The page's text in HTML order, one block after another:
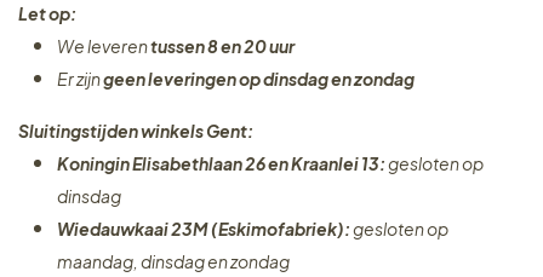
Let op:
We leverentussen 8 en 20 uur
Er zijngeen leveringenop dinsdag en zondag
Sluitingstijden winkels Gent:
Koningin Elisabethlaan 26 en Kraanlei 13:gesloten op
dinsdag
Wiedauwkaai 23M (Eskimofabriek):gesloten op
maandag, dinsdag en zondag